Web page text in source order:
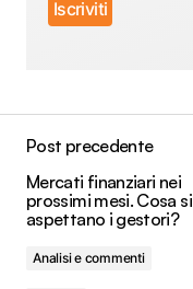
Post precedente
Mercati finanziari nei
prossimi mesi. Cosa si
aspettano i gestori?
Analisi e commenti